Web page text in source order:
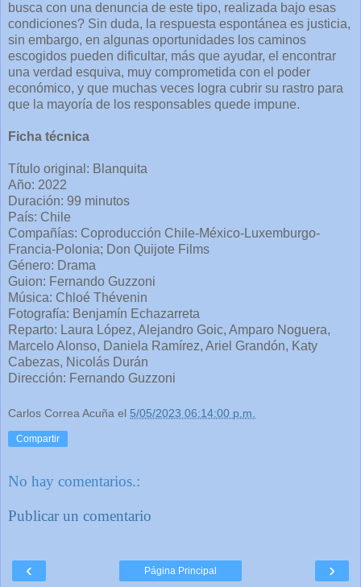
busca con una denuncia de este tipo, realizada bajo esas
condiciones? Sin duda, la respuesta espontánea es justicia,
sin embargo, en algunas oportunidades los caminos
escogidos pueden dificultar, más que ayudar, el encontrar
una verdad esquiva, muy comprometida con el poder
económico, y que muchas veces logra cubrir su rastro para
que la mayoría de los responsables quede impune.
Ficha técnica
Título original: Blanquita
Año: 2022
Duración: 99 minutos
País: Chile
Compañías: Coproducción Chile-México-Luxemburgo-
Francia-Polonia; Don Quijote Films
Género: Drama
Guion: Fernando Guzzoni
Música: Chloé Thévenin
Fotografía: Benjamín Echazarreta
Reparto: Laura López, Alejandro Goic, Amparo Noguera,
Marcelo Alonso, Daniela Ramírez, Ariel Grandón, Katy
Cabezas, Nicolás Durán
Dirección: Fernando Guzzoni
Carlos Correa Acuña el 5/05/2023 06:14:00 p.m.
Compartir
No hay comentarios.:
Publicar un comentario
‹ ›
Página Principal